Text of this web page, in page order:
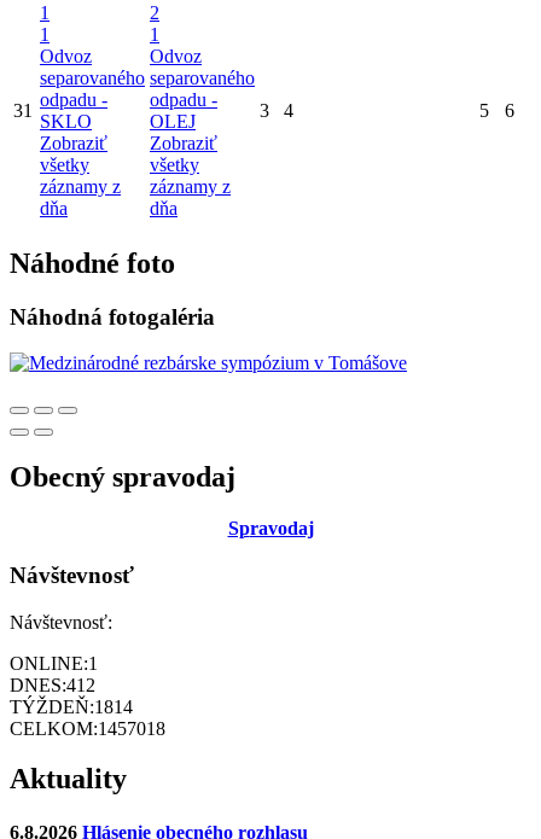
31
1
1
Odvoz
separovaného
odpadu -
SKLO
Zobraziť
všetky
záznamy z
dňa
2
1
Odvoz
separovaného
odpadu -
OLEJ
Zobraziť
všetky
záznamy z
dňa
3 4 5 6
Náhodné foto
Náhodná fotogaléria
Obecný spravodaj
Spravodaj
Návštevnosť
Návštevnosť:
ONLINE:1
DNES:412
TÝŽDEŇ:1814
CELKOM:1457018
Aktuality
6.8.2026 Hlásenie obecného rozhlasu